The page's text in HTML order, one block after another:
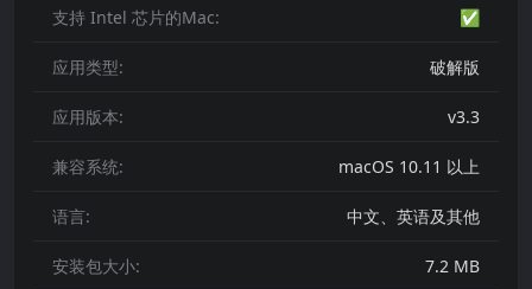
支持 Intel 芯片的Mac: ✅
应用类型: 破解版
应用版本: v3.3
兼容系统: macOS 10.11 以上
语言: 中文、英语及其他
安装包大小: 7.2 MB